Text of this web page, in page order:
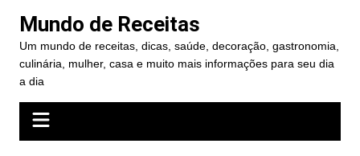
para
conteúdo
Mundo de Receitas
Um mundo de receitas, dicas, saúde, decoração, gastronomia,
culinária, mulher, casa e muito mais informações para seu dia
a dia